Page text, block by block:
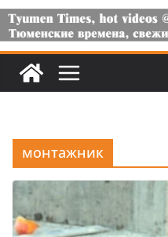
монтажник